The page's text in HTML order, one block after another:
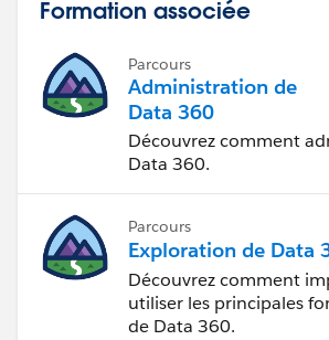
Formation associée
Parcours
Administration de
Data 360
Découvrez comment
Data 360.
Parcours
Exploration de Data
Découvrez comment
utiliser les principales
de Data 360.